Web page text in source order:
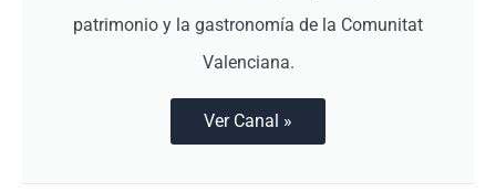
patrimonio y la gastronomía de la Comunitat
Valenciana.
Ver Canal »